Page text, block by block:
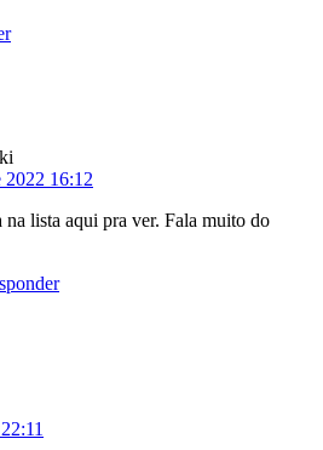
2022 16:12
na lista aqui pra ver. Fala muito do